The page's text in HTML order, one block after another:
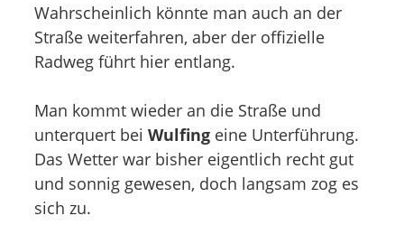
Wahrscheinlich könnte man auch an der
Straße weiterfahren, aber der offizielle
Radweg führt hier entlang.
Man kommt wieder an die Straße und
unterquert bei Wulfing eine Unterführung.
Das Wetter war bisher eigentlich recht gut
und sonnig gewesen, doch langsam zog es
sich zu.